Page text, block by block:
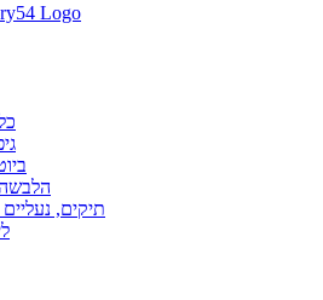
תיקים, נעליים